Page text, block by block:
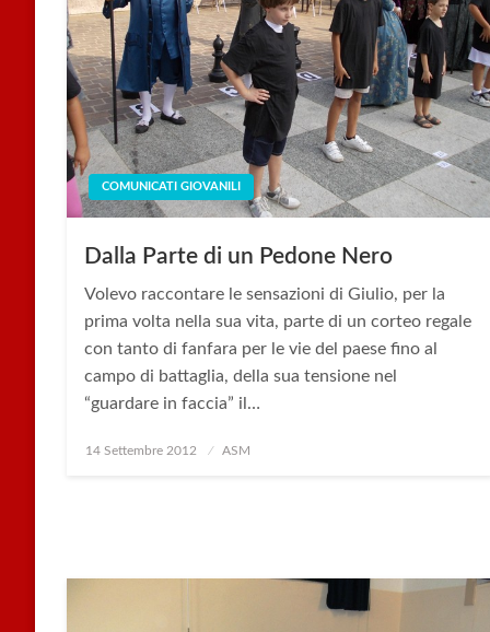
COMUNICATI GIOVANILI
Dalla Parte di un Pedone Nero
Volevo raccontare le sensazioni di Giulio, per la
prima volta nella sua vita, parte di un corteo regale
con tanto di fanfara per le vie del paese fino al
campo di battaglia, della sua tensione nel
“guardare in faccia” il…
Posted
14 Settembre 2012 ASM